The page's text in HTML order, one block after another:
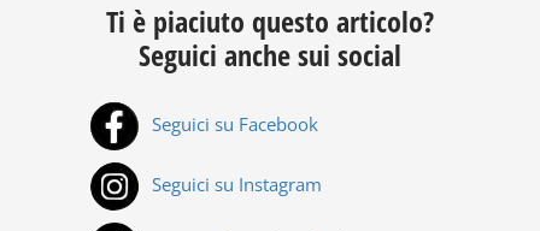
Ti è piaciuto questo articolo?
Seguici anche sui social
Seguici su Facebook
Seguici su Instagram